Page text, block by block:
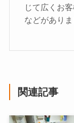
じて広くお
などがあり
関連記事